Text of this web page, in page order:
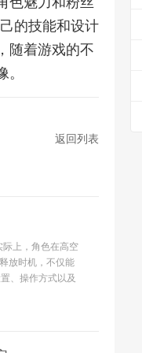
的技能和设计
随着游戏的不
返回列表
际上，角色在高空
放时机，不仅能
、操作方式以及